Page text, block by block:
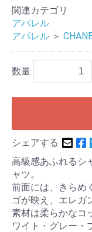
関連カテゴリ
アパレル
アパレル ＞
数量
シェアする
高級感あふれるシ
ャツ。
前面には、きらめ
ゴが映え、エレガ
素材は柔らかなコ
ワイト・グレー・